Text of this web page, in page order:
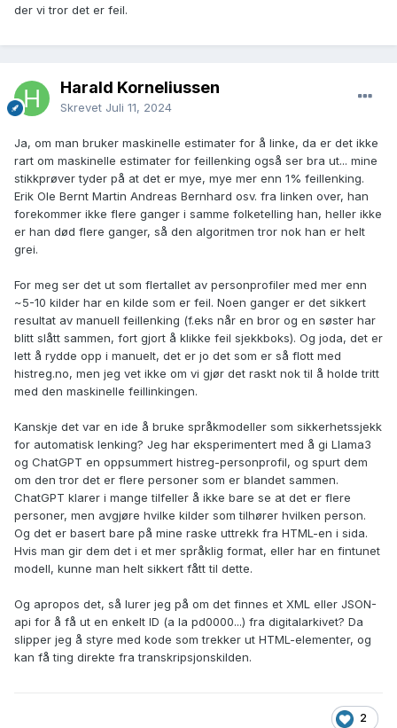
der vi tror det er feil.
Harald Korneliussen
Skrevet Juli 11, 2024
Ja, om man bruker maskinelle estimater for å linke, da er det ikke
rart om maskinelle estimater for feillenking også ser bra ut... mine
stikkprøver tyder på at det er mye, mye mer enn 1% feillenking.
Erik Ole Bernt Martin Andreas Bernhard osv. fra linken over, han
forekommer ikke flere ganger i samme folketelling han, heller ikke
er han død flere ganger, så den algoritmen tror nok han er helt
grei.
For meg ser det ut som flertallet av personprofiler med mer enn
~5-10 kilder har en kilde som er feil. Noen ganger er det sikkert
resultat av manuell feillenking (f.eks når en bror og en søster har
blitt slått sammen, fort gjort å klikke feil sjekkboks). Og joda, det er
lett å rydde opp i manuelt, det er jo det som er så flott med
histreg.no, men jeg vet ikke om vi gjør det raskt nok til å holde tritt
med den maskinelle feillinkingen.
Kanskje det var en ide å bruke språkmodeller som sikkerhetssjekk
for automatisk lenking? Jeg har eksperimentert med å gi Llama3
og ChatGPT en oppsummert histreg-personprofil, og spurt dem
om den tror det er flere personer som er blandet sammen.
ChatGPT klarer i mange tilfeller å ikke bare se at det er flere
personer, men avgjøre hvilke kilder som tilhører hvilken person.
Og det er basert bare på mine raske uttrekk fra HTML-en i sida.
Hvis man gir dem det i et mer språklig format, eller har en fintunet
modell, kunne man helt sikkert fått til dette.
Og apropos det, så lurer jeg på om det finnes et XML eller JSON-
api for å få ut en enkelt ID (a la pd0000...) fra digitalarkivet? Da
slipper jeg å styre med kode som trekker ut HTML-elementer, og
kan få ting direkte fra transkripsjonskilden.
2